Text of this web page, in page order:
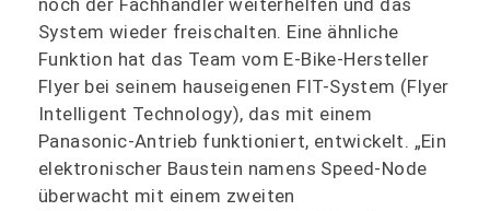
noch der Fachhändler weiterhelfen und das
System wieder freischalten. Eine ähnliche
Funktion hat das Team vom E‑Bike-Hersteller
Flyer bei seinem hauseigenen FIT-System (Flyer
Intelligent Technology), das mit einem
Panasonic-Antrieb funktioniert, entwickelt. „Ein
elektronischer Baustein namens Speed-Node
überwacht mit einem zweiten